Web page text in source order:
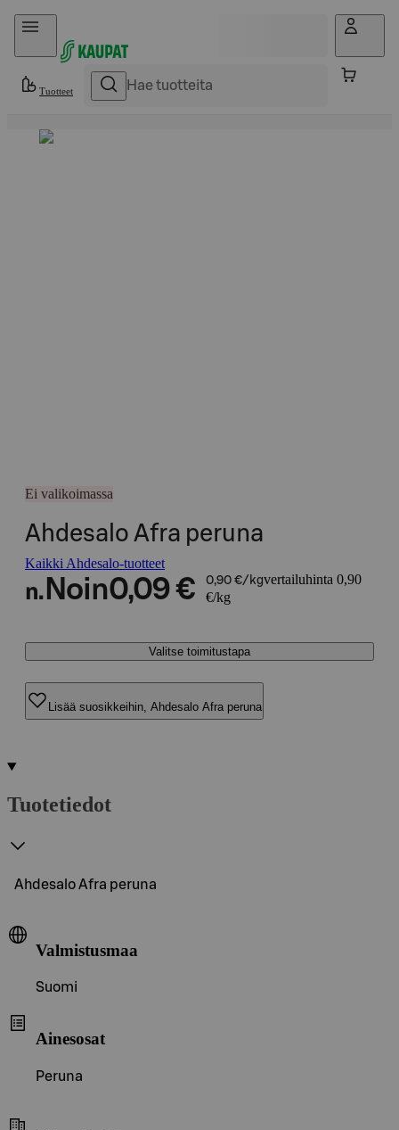
Hyppää sisältöön
Tuotteet
Ei valikoimassa
Ahdesalo Afra peruna
Kaikki Ahdesalo-tuotteet
n. Noin0,09 € 0,90 €/kgvertailuhinta 0,90
€/kg
Valitse toimitustapa
Lisää suosikkeihin, Ahdesalo Afra peruna
Tuotetiedot
Ahdesalo Afra peruna
Valmistusmaa
Suomi
Ainesosat
Peruna